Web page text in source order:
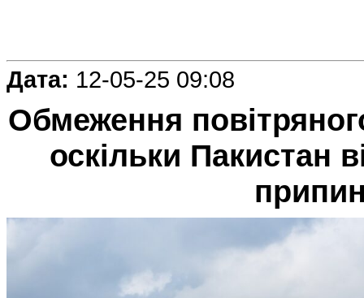
Дата: 12-05-25 09:08
Обмеження
оскільки Пакистан